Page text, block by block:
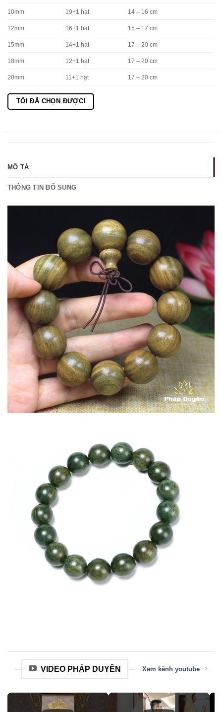
10mm 19+1 hạt 14 – 16 cm
12mm 16+1 hạt 15 – 17 cm
15mm 14+1 hạt 17 – 20 cm
18mm 12+1 hạt 17 – 20 cm
20mm 11+1 hạt 17 – 20 cm
TÔI ĐÃ CHỌN ĐƯỢC!
MÔ TẢ
THÔNG TIN BỔ SUNG
VIDEO PHÁP DUYÊN Xem kênh youtube